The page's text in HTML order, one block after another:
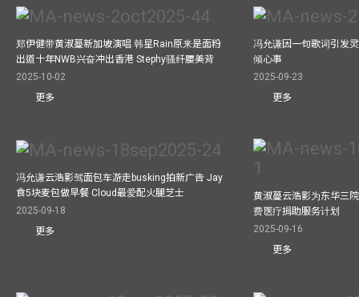
郑伊健带黄淑蔓新加坡演唱 韩星Rain原来是面粉
出道十年NWB兴奋冲出香港 Stephy骚纤腰美背
2025-10-02
更多
冯允谦因一句歌词引发
倾心事
2025-09-23
更多
冯允谦云浩影驾面包车游走busking拍新广告 Jay
食5块麦包做早餐 Cloud最爱配火腿芝士
2025-09-18
更多
黄淑蔓云浩影为东华三
费医疗捐助服务计划
2025-09-16
更多